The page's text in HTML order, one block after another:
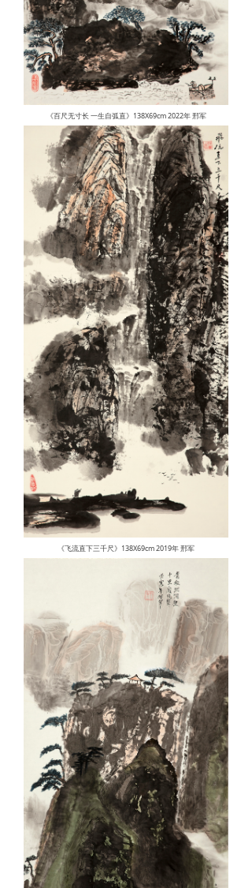
《百尺无寸长 一生自弧直》138X69cm 2022年 邢军
《飞流直下三千尺》138X69cm 2019年 邢军